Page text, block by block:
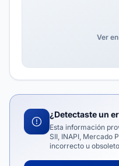
Ver
¿Detectaste un
Esta información
SII, INAPI, Mercado
incorrecto u